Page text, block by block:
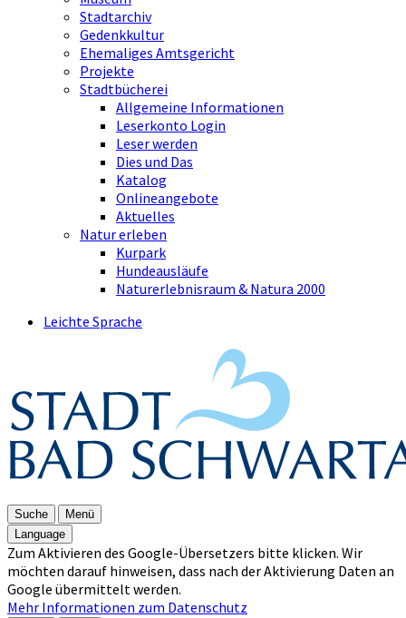
Stadtarchiv
Gedenkkultur
Ehemaliges Amtsgericht
Projekte
Stadtbücherei
Allgemeine Informationen
Leserkonto Login
Leser werden
Dies und Das
Katalog
Onlineangebote
Aktuelles
Natur erleben
Kurpark
Hundeausläufe
Naturerlebnisraum & Natura 2000
Leichte Sprache
Suche
Menü
Language
Zum Aktivieren des Google-Übersetzers bitte klicken. Wir
möchten darauf hinweisen, dass nach der Aktivierung Daten an
Google übermittelt werden.
Mehr Informationen zum Datenschutz